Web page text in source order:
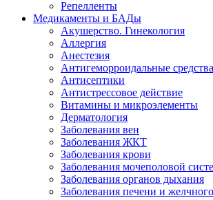
Репелленты
Медикаменты и БАДы
Акушерство. Гинекология
Аллергия
Анестезия
Антигеморроидальные средства
Антисептики
Антистрессовое действие
Витамины и микроэлементы
Дерматология
Заболевания вен
Заболевания ЖКТ
Заболевания крови
Заболевания мочеполовой
Заболевания органов дыхания
Заболевания печени и